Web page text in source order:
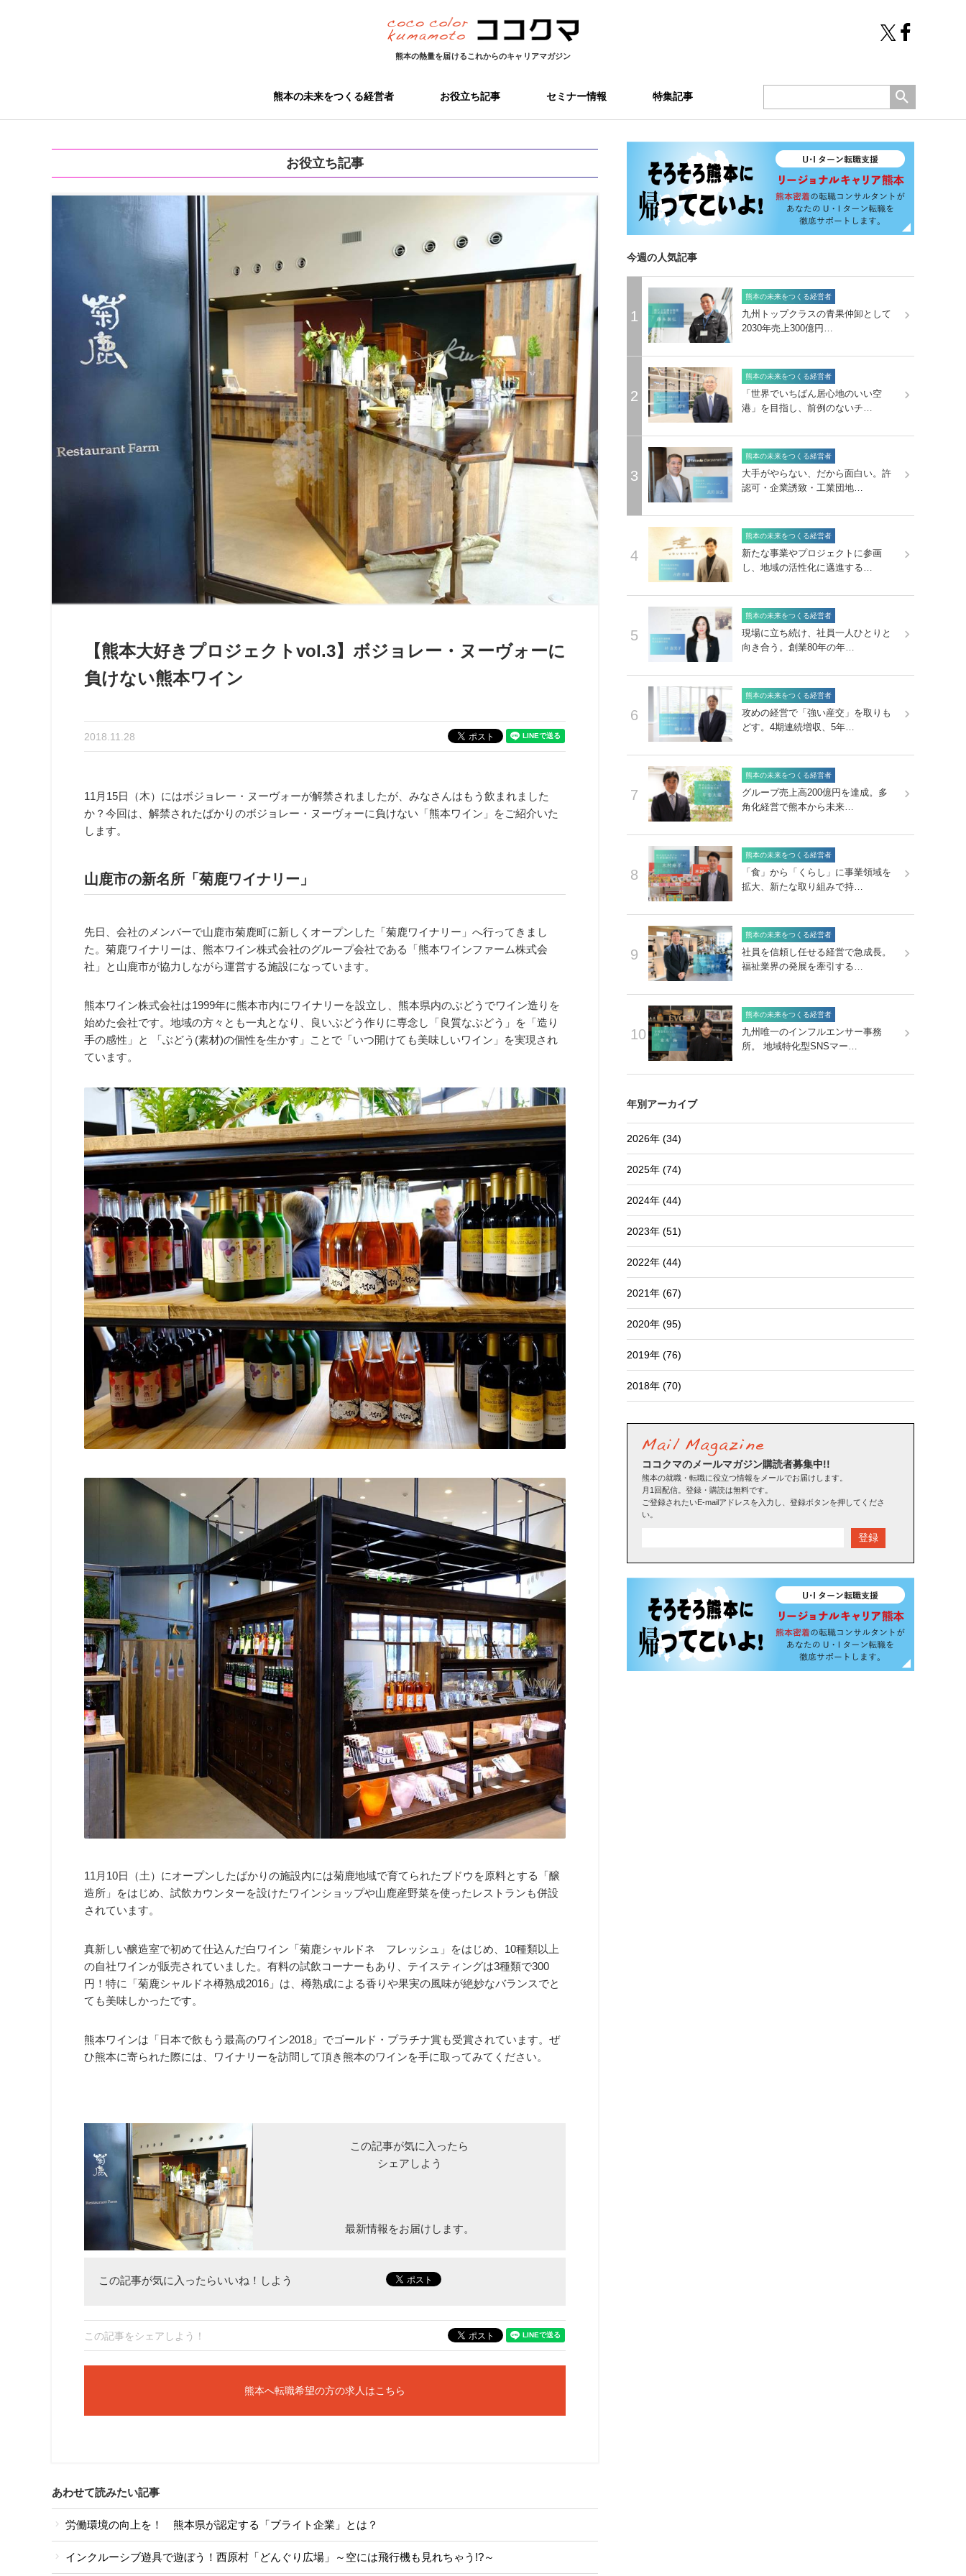
熊本の熱量を届けるこれからのキャリアマガジン
熊本の未来をつくる経営者 お役立ち記事 セミナー情報 特集記事
お役立ち記事
【熊本大好きプロジェクトvol.3】ボジョレー・ヌーヴォーに
負けない熊本ワイン
2018.11.28
11月15日（木）にはボジョレー・ヌーヴォーが解禁されましたが、みなさんはもう飲まれました
か？今回は、解禁されたばかりのボジョレー・ヌーヴォーに負けない「熊本ワイン」をご紹介いた
します。
山鹿市の新名所「菊鹿ワイナリー」
先日、会社のメンバーで山鹿市菊鹿町に新しくオープンした「菊鹿ワイナリー」へ行ってきまし
た。菊鹿ワイナリーは、熊本ワイン株式会社のグループ会社である「熊本ワインファーム株式会
社」と山鹿市が協力しながら運営する施設になっています。
熊本ワイン株式会社は1999年に熊本市内にワイナリーを設立し、熊本県内のぶどうでワイン造りを
始めた会社です。地域の方々とも一丸となり、良いぶどう作りに専念し「良質なぶどう」を「造り
手の感性」と 「ぶどう(素材)の個性を生かす」ことで「いつ開けても美味しいワイン」を実現され
ています。
11月10日（土）にオープンしたばかりの施設内には菊鹿地域で育てられたブドウを原料とする「醸
造所」をはじめ、試飲カウンターを設けたワインショップや山鹿産野菜を使ったレストランも併設
されています。
真新しい醸造室で初めて仕込んだ白ワイン「菊鹿シャルドネ フレッシュ」をはじめ、10種類以上
の自社ワインが販売されていました。有料の試飲コーナーもあり、テイスティングは3種類で300
円！特に「菊鹿シャルドネ樽熟成2016」は、樽熟成による香りや果実の風味が絶妙なバランスでと
ても美味しかったです。
熊本ワインは「日本で飲もう最高のワイン2018」でゴールド・プラチナ賞も受賞されています。ぜ
ひ熊本に寄られた際には、ワイナリーを訪問して頂き熊本のワインを手に取ってみてください。
この記事が気に入ったら
シェアしよう
最新情報をお届けします。
この記事が気に入ったらいいね！しよう
この記事をシェアしよう！
熊本へ転職希望の方の求人はこちら
あわせて読みたい記事
労働環境の向上を！ 熊本県が認定する「ブライト企業」とは？
インクルーシブ遊具で遊ぼう！西原村「どんぐり広場」～空には飛行機も見れちゃう!?～
今週の人気記事
1
熊本の未来をつくる経営者
九州トップクラスの青果仲卸として
2030年売上300億円…
2
熊本の未来をつくる経営者
「世界でいちばん居心地のいい空
港」を目指し、前例のないチ…
3
熊本の未来をつくる経営者
大手がやらない、だから面白い。許
認可・企業誘致・工業団地…
4
熊本の未来をつくる経営者
新たな事業やプロジェクトに参画
し、地域の活性化に邁進する…
5
熊本の未来をつくる経営者
現場に立ち続け、社員一人ひとりと
向き合う。創業80年の年…
6
熊本の未来をつくる経営者
攻めの経営で「強い産交」を取りも
どす。4期連続増収、5年…
7
熊本の未来をつくる経営者
グループ売上高200億円を達成。多
角化経営で熊本から未来…
8
熊本の未来をつくる経営者
「食」から「くらし」に事業領域を
拡大、新たな取り組みで持…
9
熊本の未来をつくる経営者
社員を信頼し任せる経営で急成長。
福祉業界の発展を牽引する…
10
熊本の未来をつくる経営者
九州唯一のインフルエンサー事務
所。 地域特化型SNSマー…
年別アーカイブ
2026年 (34)
2025年 (74)
2024年 (44)
2023年 (51)
2022年 (44)
2021年 (67)
2020年 (95)
2019年 (76)
2018年 (70)
ココクマのメールマガジン購読者募集中!!
熊本の就職・転職に役立つ情報をメールでお届けします。
月1回配信。登録・購読は無料です。
ご登録されたいE-mailアドレスを入力し、登録ボタンを押してくださ
い。
登録